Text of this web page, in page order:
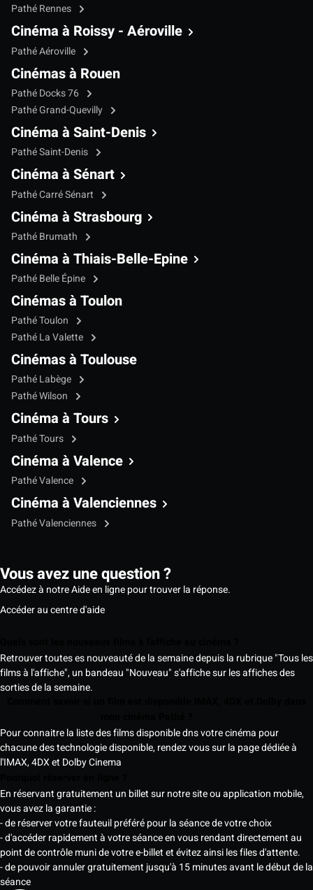
Pathé Rennes
Cinéma à Roissy - Aéroville
Pathé Aéroville
Cinémas à Rouen
Pathé Docks 76
Pathé Grand-Quevilly
Cinéma à Saint-Denis
Pathé Saint-Denis
Cinéma à Sénart
Pathé Carré Sénart
Cinéma à Strasbourg
Pathé Brumath
Cinéma à Thiais-Belle-Epine
Pathé Belle Épine
Cinémas à Toulon
Pathé Toulon
Pathé La Valette
Cinémas à Toulouse
Pathé Labège
Pathé Wilson
Cinéma à Tours
Pathé Tours
Cinéma à Valence
Pathé Valence
Cinéma à Valenciennes
Pathé Valenciennes
Vous avez une question ?
Accédez à notre Aide en ligne pour trouver la réponse.
Accéder au centre d'aide
Retrouver toutes es nouveauté de la semaine depuis la rubrique "Tous les
films à l'affiche", un bandeau "Nouveau" s'affiche sur les affiches des
sorties de la semaine.
Pour connaitre la liste des films disponible dns votre cinéma pour
chacune des technologie disponible, rendez vous sur la page dédiée à
l'IMAX, 4DX et Dolby Cinema
En réservant gratuitement un billet sur notre site ou application mobile,
vous avez la garantie :
- de réserver votre fauteuil préféré pour la séance de votre choix
- d'accéder rapidement à votre séance en vous rendant directement au
point de contrôle muni de votre e-billet et évitez ainsi les files d'attente.
- de pouvoir annuler gratuitement jusqu'à 15 minutes avant le début de la
séance